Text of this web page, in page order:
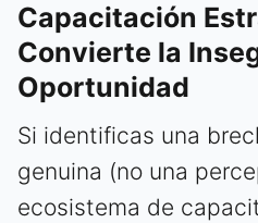
Capacitación
Convierte la
Oportunidad
Si identificas una
genuina (no una
ecosistema de